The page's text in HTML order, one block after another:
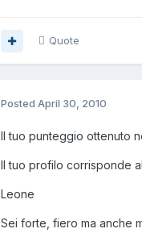
Quote
Posted April 30, 2010
Il tuo punteggio ottenuto
Il tuo profilo corrisponde
Leone
Sei forte, fiero ma anche